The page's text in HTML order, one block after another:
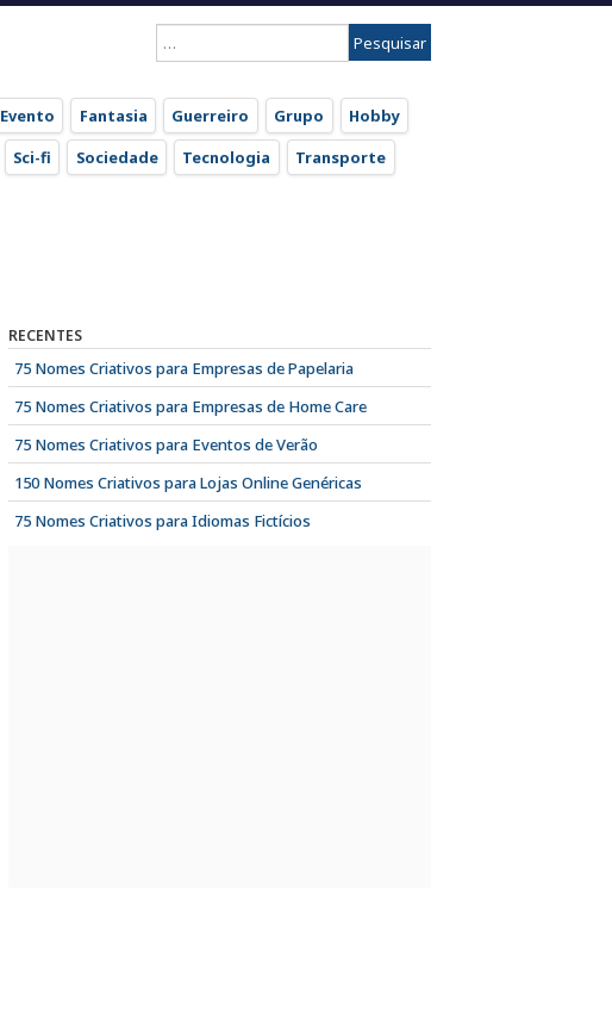
por:
Evento Fantasia Guerreiro Grupo
Hobby
Sci-fi Sociedade Tecnologia Transporte
RECENTES
75 Nomes Criativos para Empresas de Papelaria
75 Nomes Criativos para Empresas de Home Care
75 Nomes Criativos para Eventos de Verão
150 Nomes Criativos para Lojas Online Genéricas
75 Nomes Criativos para Idiomas Fictícios